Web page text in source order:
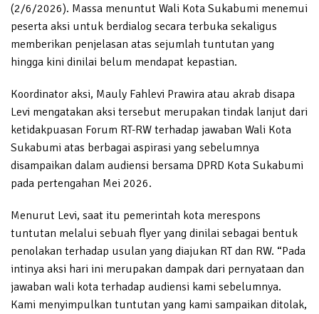
(2/6/2026). Massa menuntut Wali Kota Sukabumi menemui
peserta aksi untuk berdialog secara terbuka sekaligus
memberikan penjelasan atas sejumlah tuntutan yang
hingga kini dinilai belum mendapat kepastian.
Koordinator aksi, Mauly Fahlevi Prawira atau akrab disapa
Levi mengatakan aksi tersebut merupakan tindak lanjut dari
ketidakpuasan Forum RT-RW terhadap jawaban Wali Kota
Sukabumi atas berbagai aspirasi yang sebelumnya
disampaikan dalam audiensi bersama DPRD Kota Sukabumi
pada pertengahan Mei 2026.
Menurut Levi, saat itu pemerintah kota merespons
tuntutan melalui sebuah flyer yang dinilai sebagai bentuk
penolakan terhadap usulan yang diajukan RT dan RW. “Pada
intinya aksi hari ini merupakan dampak dari pernyataan dan
jawaban wali kota terhadap audiensi kami sebelumnya.
Kami menyimpulkan tuntutan yang kami sampaikan ditolak,